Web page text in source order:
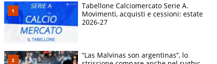
Tabellone Calciomercato Serie A.
Movimenti, acquisti e cessioni: estate
2026-27
“Las Malvinas son argentinas”, lo